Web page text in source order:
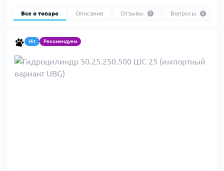
Все о товаре Описание Отзывы 0 Вопросы 0
Hit Рекомендуем